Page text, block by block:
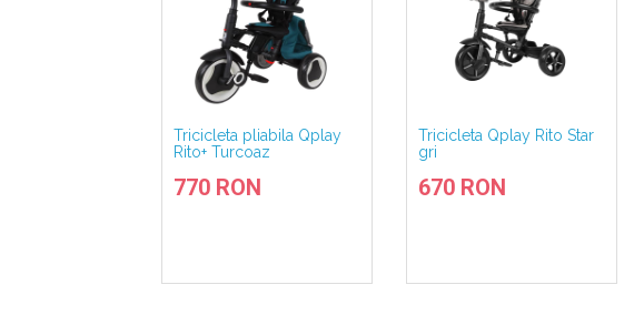
Tricicleta pliabila Qplay
Rito+ Turcoaz
770 RON
Tricicleta Qplay Rito Star
gri
670 RON